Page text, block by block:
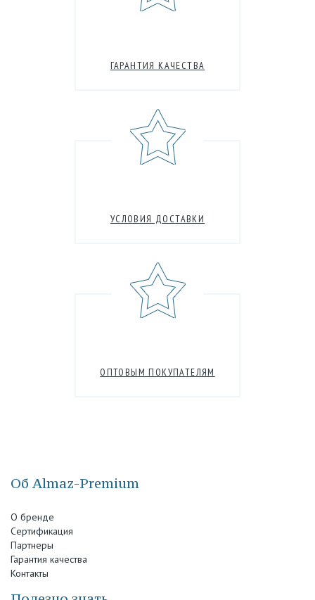
ГАРАНТИЯ КАЧЕСТВА
УСЛОВИЯ ДОСТАВКИ
ОПТОВЫМ ПОКУПАТЕЛЯМ
Об Almaz-Premium
О бренде
Сертификация
Партнеры
Гарантия качества
Контакты